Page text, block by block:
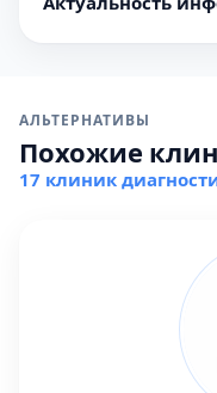
АЛЬТЕРНАТИВЫ
Похожие
17 клиник